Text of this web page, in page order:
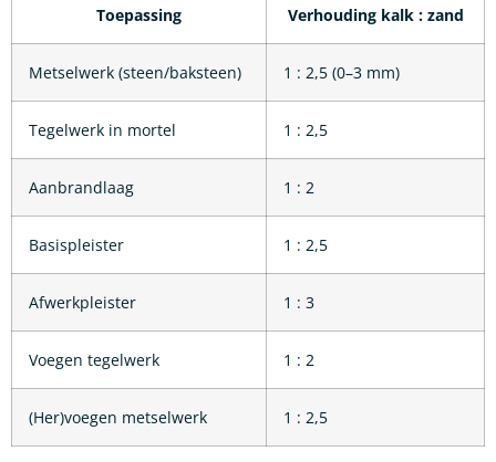
Toepassing Verhouding kalk : zand
Metselwerk (steen/baksteen) 1 : 2,5 (0–3 mm)
Tegelwerk in mortel 1 : 2,5
Aanbrandlaag 1 : 2
Basispleister 1 : 2,5
Afwerkpleister 1 : 3
Voegen tegelwerk 1 : 2
(Her)voegen metselwerk 1 : 2,5